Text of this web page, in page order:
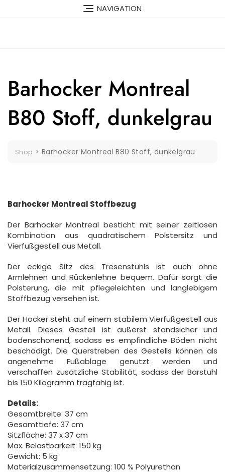
NAVIGATION
Barhocker Montreal
B80 Stoff, dunkelgrau
Shop > Barhocker Montreal B80 Stoff, dunkelgrau
Barhocker Montreal Stoffbezug
Der Barhocker Montreal besticht mit seiner zeitlosen
Kombination aus quadratischem Polstersitz und
Vierfußgestell aus Metall.
Der eckige Sitz des Tresenstuhls ist auch ohne
Armlehnen und Rückenlehne bequem. Dafür sorgt die
Polsterung, die mit pflegeleichten und langlebigem
Stoffbezug versehen ist.
Der Hocker steht auf einem stabilem Vierfußgestell aus
Metall. Dieses Gestell ist äußerst standsicher und
bodenschonend, sodass es empfindliche Böden nicht
beschädigt. Die Querstreben des Gestells können als
angenehme Fußablage genutzt werden und
verschaffen zusätzliche Stabilität, sodass der Barstuhl
bis 150 Kilogramm tragfähig ist.
Details:
Gesamtbreite: 37 cm
Gesamttiefe: 37 cm
Sitzfläche: 37 x 37 cm
Max. Belastbarkeit: 150 kg
Gewicht: 5 kg
Materialzusammensetzung: 100 % Polyurethan